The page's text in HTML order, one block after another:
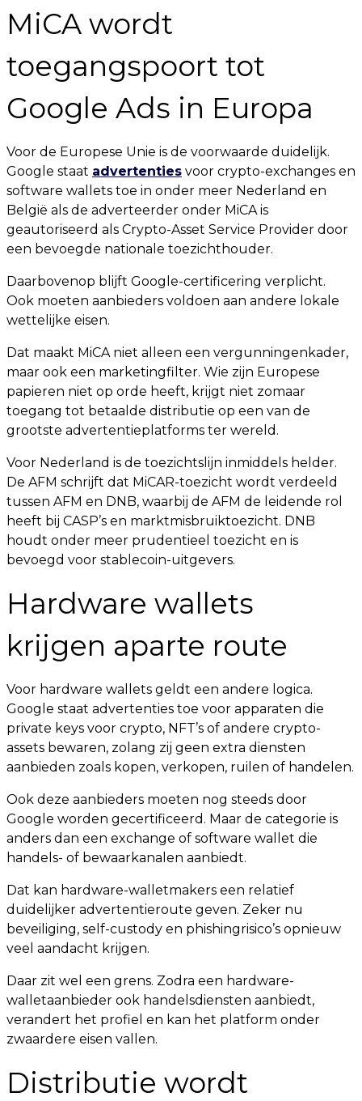
MiCA wordt
toegangspoort tot
Google Ads in Europa
Voor de Europese Unie is de voorwaarde duidelijk.
Google staat advertenties voor crypto-exchanges en
software wallets toe in onder meer Nederland en
België als de adverteerder onder MiCA is
geautoriseerd als Crypto-Asset Service Provider door
een bevoegde nationale toezichthouder.
Daarbovenop blijft Google-certificering verplicht.
Ook moeten aanbieders voldoen aan andere lokale
wettelijke eisen.
Dat maakt MiCA niet alleen een vergunningenkader,
maar ook een marketingfilter. Wie zijn Europese
papieren niet op orde heeft, krijgt niet zomaar
toegang tot betaalde distributie op een van de
grootste advertentieplatforms ter wereld.
Voor Nederland is de toezichtslijn inmiddels helder.
De AFM schrijft dat MiCAR-toezicht wordt verdeeld
tussen AFM en DNB, waarbij de AFM de leidende rol
heeft bij CASP’s en marktmisbruiktoezicht. DNB
houdt onder meer prudentieel toezicht en is
bevoegd voor stablecoin-uitgevers.
Hardware wallets
krijgen aparte route
Voor hardware wallets geldt een andere logica.
Google staat advertenties toe voor apparaten die
private keys voor crypto, NFT’s of andere crypto-
assets bewaren, zolang zij geen extra diensten
aanbieden zoals kopen, verkopen, ruilen of handelen.
Ook deze aanbieders moeten nog steeds door
Google worden gecertificeerd. Maar de categorie is
anders dan een exchange of software wallet die
handels- of bewaarkanalen aanbiedt.
Dat kan hardware-walletmakers een relatief
duidelijker advertentieroute geven. Zeker nu
beveiliging, self-custody en phishingrisico’s opnieuw
veel aandacht krijgen.
Daar zit wel een grens. Zodra een hardware-
walletaanbieder ook handelsdiensten aanbiedt,
verandert het profiel en kan het platform onder
zwaardere eisen vallen.
Distributie wordt